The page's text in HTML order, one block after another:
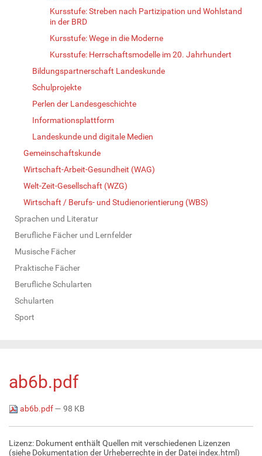
Kursstufe: Streben nach Partizipation und Wohlstand
in der BRD
Kursstufe: Wege in die Moderne
Kursstufe: Herrschaftsmodelle im 20. Jahrhundert
Bildungspartnerschaft Landeskunde
Schulprojekte
Perlen der Landesgeschichte
Informationsplattform
Landeskunde und digitale Medien
Gemeinschaftskunde
Wirtschaft-Arbeit-Gesundheit (WAG)
Welt-Zeit-Gesellschaft (WZG)
Wirtschaft / Berufs- und Studienorientierung (WBS)
Sprachen und Literatur
Berufliche Fächer und Lernfelder
Musische Fächer
Praktische Fächer
Berufliche Schularten
Schularten
Sport
ab6b.pdf
ab6b.pdf— 98 KB
Lizenz: Dokument enthält Quellen mit verschiedenen Lizenzen
(siehe Dokumentation der Urheberrechte in der Datei index.html)